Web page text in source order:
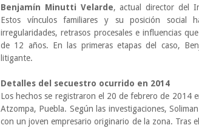
Benjamín Minutti Velarde, actual director del
Estos vínculos familiares y su posición social
irregularidades, retrasos procesales e influencias
de 12 años. En las primeras etapas del caso,
litigante.
Detalles del secuestro ocurrido en 2014
Los hechos se registraron el 20 de febrero de 2014
Atzompa, Puebla. Según las investigaciones,
con un joven empresario originario de la zona. Tras